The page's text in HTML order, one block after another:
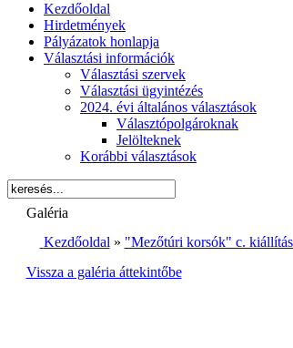
Kezdőoldal
Hirdetmények
Pályázatok honlapja
Választási információk
Választási szervek
Választási ügyintézés
2024. évi általános választások
Választópolgároknak
Jelölteknek
Korábbi választások
Galéria
Kezdőoldal » "Mezőtúri korsók" c.
Vissza a galéria áttekintőbe